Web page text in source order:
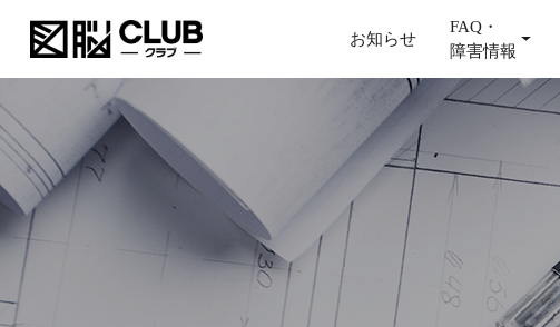
お知らせ
FAQ・
障害情報